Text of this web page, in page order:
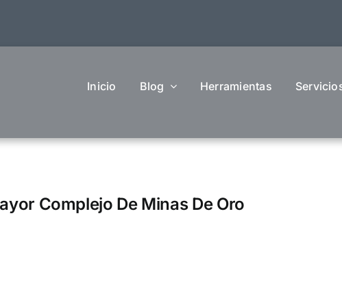
Inicio Blog Herramientas
Complejo De Minas De Oro